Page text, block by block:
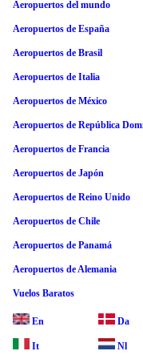
Aeropuertos del mundo
Aeropuertos de España
Aeropuertos de Brasil
Aeropuertos de Italia
Aeropuertos de México
Aeropuertos de República
Aeropuertos de Francia
Aeropuertos de Japón
Aeropuertos de Reino Unido
Aeropuertos de Chile
Aeropuertos de Panamá
Aeropuertos de Alemania
Vuelos Baratos
En Da
It Nl